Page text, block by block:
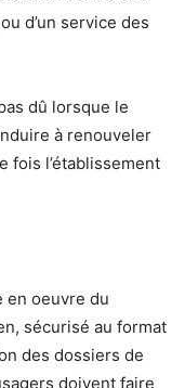
d’un service des
dû lorsque le
à renouveler
fois l’établissement
en oeuvre du
sécurisé au format
des dossiers de
doivent faire